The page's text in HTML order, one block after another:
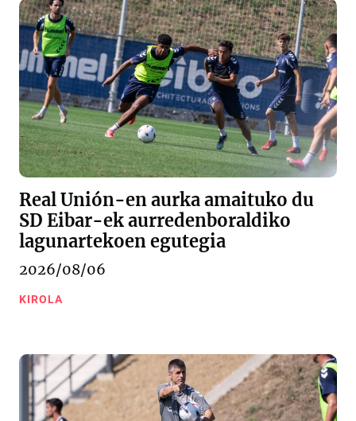
Real Unión-en aurka amaituko du
SD Eibar-ek aurredenboraldiko
lagunartekoen egutegia
2026/08/06
KIROLA